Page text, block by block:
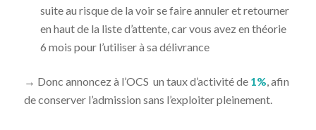
suite au risque de la voir se faire annuler et retourner
en haut de la liste d’attente, car vous avez en théorie
6 mois pour l’utiliser à sa délivrance
→ Donc annoncez à l’OCS un taux d’activité de 1%, afin
de conserver l’admission sans l’exploiter pleinement.